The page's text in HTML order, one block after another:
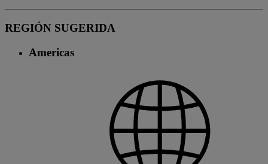
REGIÓN SUGERIDA
Americas